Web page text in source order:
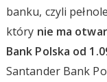
banku, czyli
który nie ma
Bank Polska od
Santander Bank